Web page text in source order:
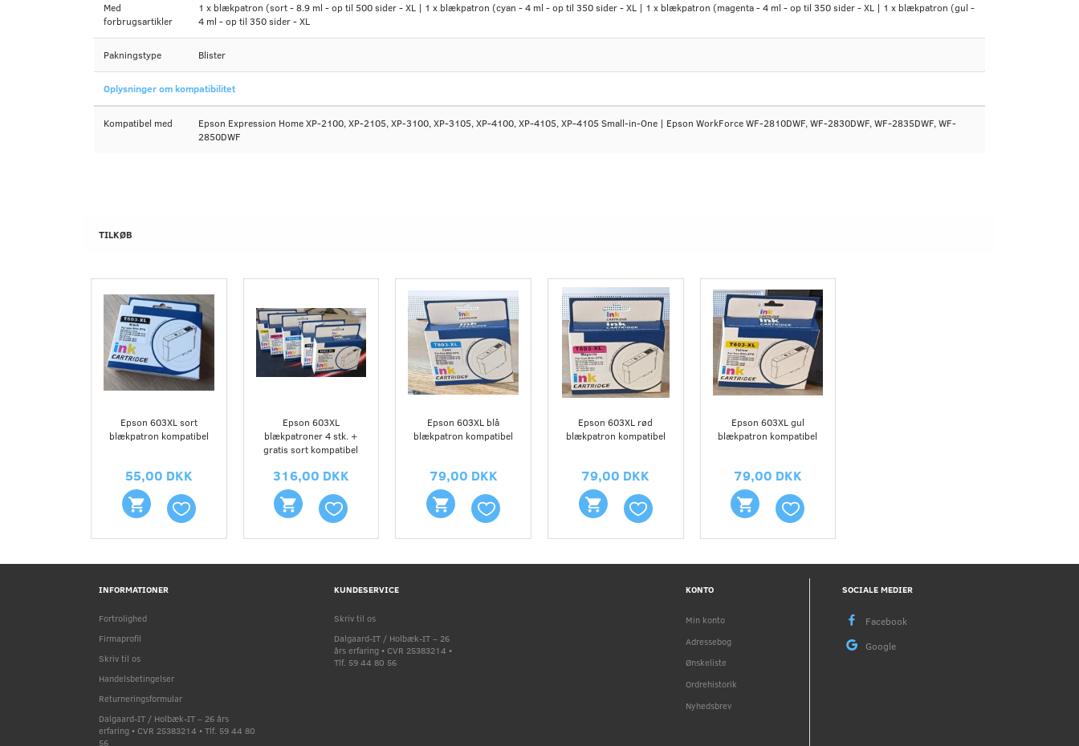
Med
forbrugsartikler
1 x blækpatron (sort - 8.9 ml - op til 500 sider - XL | 1 x blækpatron (cyan - 4 ml - op til 350 sider - XL | 1 x blækpatron (magenta - 4 ml - op til 350 sider - XL | 1 x blækpatron (gul -
4 ml - op til 350 sider - XL
Pakningstype Blister
Oplysninger om kompatibilitet
Kompatibel med
Epson Expression Home XP-2100, XP-2105, XP-3100, XP-3105, XP-4100, XP-4105, XP-4105 Small-in-One | Epson WorkForce WF-2810DWF, WF-2830DWF, WF-2835DWF, WF-
2850DWF
TILKØB
Epson 603XL sort
blækpatron kompatibel
55,00 DKK
Epson 603XL
blækpatroner 4 stk. +
gratis sort kompatibel
316,00 DKK
Epson 603XL blå
blækpatron kompatibel
79,00 DKK
Epson 603XL rød
blækpatron kompatibel
79,00 DKK
Epson 603XL gul
blækpatron kompatibel
79,00 DKK
INFORMATIONER
Fortrolighed
Firmaprofil
Skriv til os
Handelsbetingelser
Returneringsformular
Dalgaard-IT / Holbæk-IT – 26 års
erfaring • CVR 25383214 • Tlf. 59 44 80
56
KUNDESERVICE
Skriv til os
Dalgaard-IT / Holbæk-IT – 26
års erfaring • CVR 25383214 •
Tlf. 59 44 80 56
KONTO
Min konto
Adressebog
Ønskeliste
Ordrehistorik
Nyhedsbrev
SOCIALE MEDIER